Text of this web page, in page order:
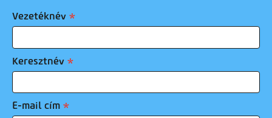
Vezetéknév
Keresztnév
E-mail cím